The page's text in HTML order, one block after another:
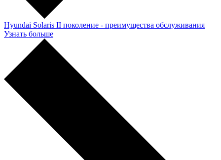
Hyundai Solaris II поколение - преимущества обслуживания
Узнать больше